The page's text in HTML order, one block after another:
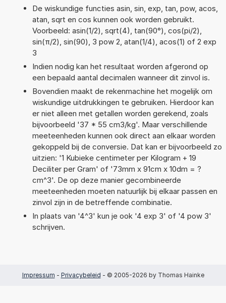
De wiskundige functies asin, sin, exp, tan, pow, acos,
atan, sqrt en cos kunnen ook worden gebruikt.
Voorbeeld: asin(1/2), sqrt(4), tan(90°), cos(pi/2),
sin(π/2), sin(90), 3 pow 2, atan(1/4), acos(1) of 2 exp
3
Indien nodig kan het resultaat worden afgerond op
een bepaald aantal decimalen wanneer dit zinvol is.
Bovendien maakt de rekenmachine het mogelijk om
wiskundige uitdrukkingen te gebruiken. Hierdoor kan
er niet alleen met getallen worden gerekend, zoals
bijvoorbeeld '37 * 55 cm3/kg'. Maar verschillende
meeteenheden kunnen ook direct aan elkaar worden
gekoppeld bij de conversie. Dat kan er bijvoorbeeld zo
uitzien: '1 Kubieke centimeter per Kilogram + 19
Deciliter per Gram' of '73mm x 91cm x 10dm = ?
cm^3'. De op deze manier gecombineerde
meeteenheden moeten natuurlijk bij elkaar passen en
zinvol zijn in de betreffende combinatie.
In plaats van '4^3' kun je ook '4 exp 3' of '4 pow 3'
schrijven.
Impressum - Privacybeleid - © 2005-2026 by Thomas Hainke